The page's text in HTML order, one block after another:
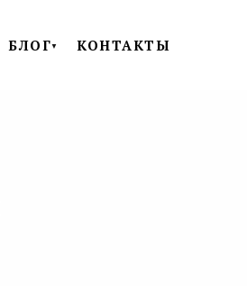
БЛОГ КОНТАКТЫ
▼